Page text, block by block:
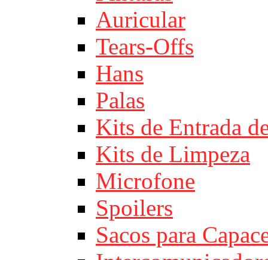
Auricular
Tears-Offs
Hans
Palas
Kits de Entrada
Kits de Limpeza
Microfone
Spoilers
Sacos para